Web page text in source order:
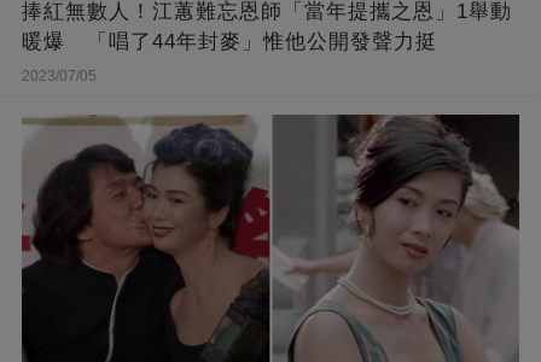
捧紅無數人！江蕙難忘恩師「當年提攜之恩」1舉動
暖爆 「唱了44年封麥」惟他公開發聲力挺
2023/07/05